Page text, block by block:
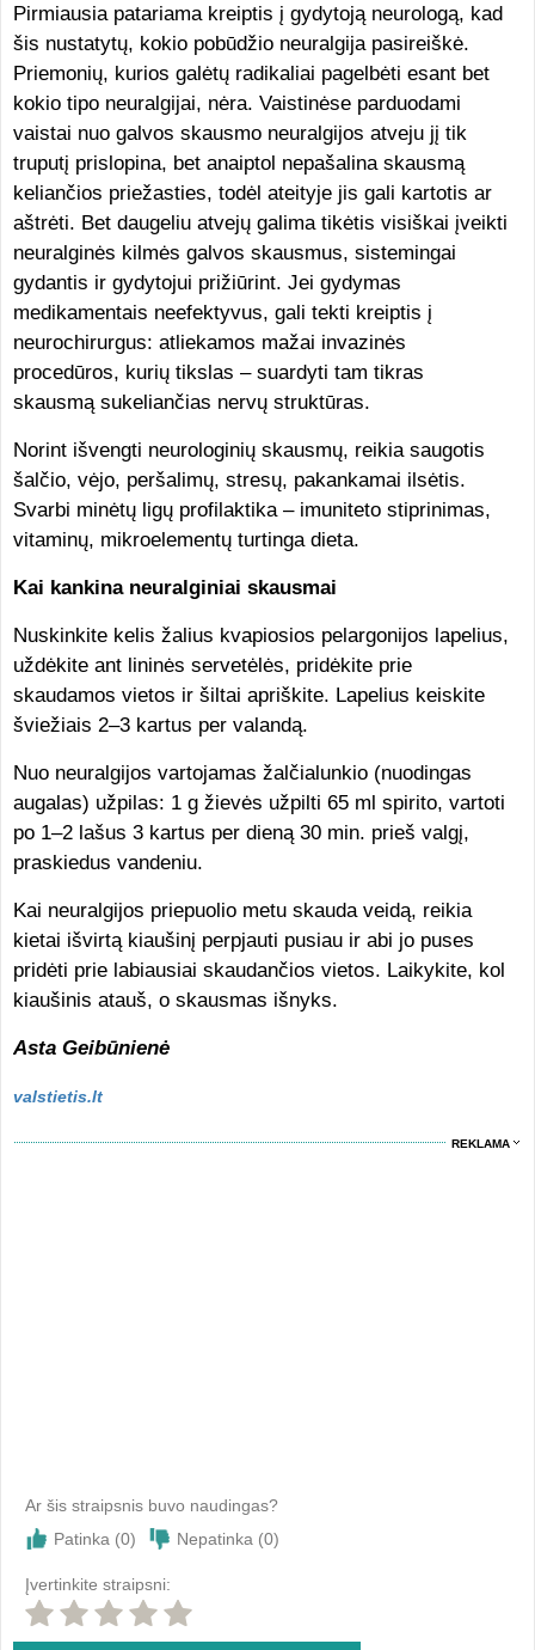
Pirmiausia patariama kreiptis į gydytoją neurologą, kad
šis nustatytų, kokio pobūdžio neuralgija pasireiškė.
Priemonių, kurios galėtų radikaliai pagelbėti esant bet
kokio tipo neuralgijai, nėra. Vaistinėse parduodami
vaistai nuo galvos skausmo neuralgijos atveju jį tik
truputį prislopina, bet anaiptol nepašalina skausmą
keliančios priežasties, todėl ateityje jis gali kartotis ar
aštrėti. Bet daugeliu atvejų galima tikėtis visiškai įveikti
neuralginės kilmės galvos skausmus, sistemingai
gydantis ir gydytojui prižiūrint. Jei gydymas
medikamentais neefektyvus, gali tekti kreiptis į
neurochirurgus: atliekamos mažai invazinės
procedūros, kurių tikslas – suardyti tam tikras
skausmą sukeliančias nervų struktūras.
Norint išvengti neurologinių skausmų, reikia saugotis
šalčio, vėjo, peršalimų, stresų, pakankamai ilsėtis.
Svarbi minėtų ligų profilaktika – imuniteto stiprinimas,
vitaminų, mikroelementų turtinga dieta.
Kai kankina neuralginiai skausmai
Nuskinkite kelis žalius kvapiosios pelargonijos lapelius,
uždėkite ant lininės servetėlės, pridėkite prie
skaudamos vietos ir šiltai apriškite. Lapelius keiskite
šviežiais 2–3 kartus per valandą.
Nuo neuralgijos vartojamas žalčialunkio (nuodingas
augalas) užpilas: 1 g žievės užpilti 65 ml spirito, vartoti
po 1–2 lašus 3 kartus per dieną 30 min. prieš valgį,
praskiedus vandeniu.
Kai neuralgijos priepuolio metu skauda veidą, reikia
kietai išvirtą kiaušinį perpjauti pusiau ir abi jo puses
pridėti prie labiausiai skaudančios vietos. Laikykite, kol
kiaušinis atauš, o skausmas išnyks.
Asta Geibūnienė
valstietis.lt
REKLAMA
Ar šis straipsnis buvo naudingas?
Patinka (0) Nepatinka (0)
Įvertinkite straipsni: